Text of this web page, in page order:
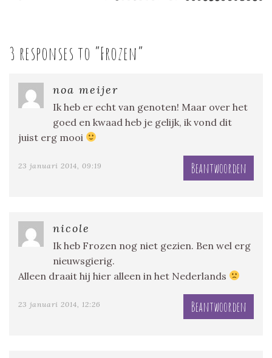
3 responses to “Frozen”
noa meijer
Ik heb er echt van genoten! Maar over het
goed en kwaad heb je gelijk, ik vond dit
juist erg mooi
23 januari 2014, 09:19 Beantwoorden
nicole
Ik heb Frozen nog niet gezien. Ben wel erg
nieuwsgierig.
Alleen draait hij hier alleen in het Nederlands
23 januari 2014, 12:26 Beantwoorden